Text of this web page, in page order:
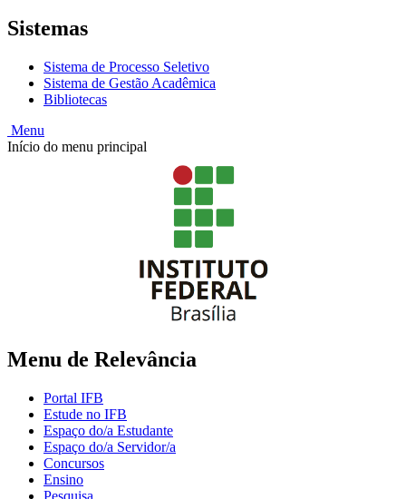
Sistemas
Sistema de Processo Seletivo
Sistema de Gestão Acadêmica
Bibliotecas
Menu
Início do menu principal
Menu de Relevância
Portal IFB
Estude no IFB
Espaço do/a Estudante
Espaço do/a Servidor/a
Concursos
Ensino
Pesquisa